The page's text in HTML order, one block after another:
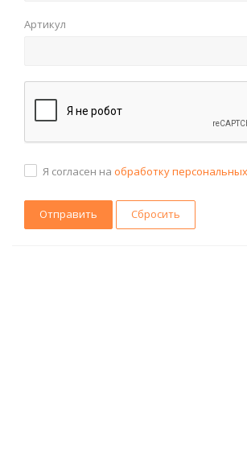
Артикул
Я согласен на обработку
Сбросить